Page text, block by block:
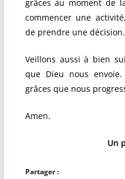
grâces au moment de
commencer une
de prendre une décision.
Veillons aussi à bien
que Dieu nous
grâces que nous
Amen.
Un
Partager :